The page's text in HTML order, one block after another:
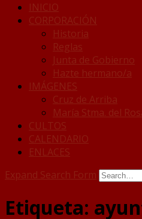
INICIO
CORPORACIÓN
Historia
Reglas
Junta de Gobierno
Hazte hermano/a
IMÁGENES
Cruz de Arriba
María Stma. del
CULTOS
CALENDARIO
ENLACES
Expand Search Form
Etiqueta: